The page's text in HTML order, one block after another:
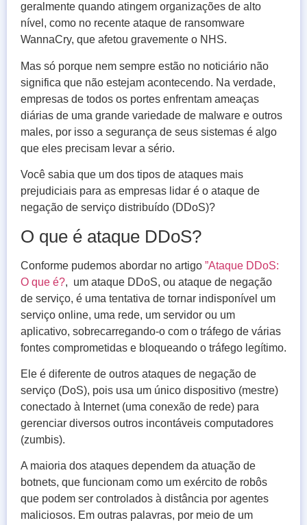
geralmente quando atingem organizações de alto
nível, como no recente ataque de ransomware
WannaCry, que afetou gravemente o NHS.
Mas só porque nem sempre estão no noticiário não
significa que não estejam acontecendo. Na verdade,
empresas de todos os portes enfrentam ameaças
diárias de uma grande variedade de malware e outros
males, por isso a segurança de seus sistemas é algo
que eles precisam levar a sério.
Você sabia que um dos tipos de ataques mais
prejudiciais para as empresas lidar é o ataque de
negação de serviço distribuído (DDoS)?
O que é ataque DDoS?
Conforme pudemos abordar no artigo ”Ataque DDoS:
O que é?, um ataque DDoS, ou ataque de negação
de serviço, é uma tentativa de tornar indisponível um
serviço online, uma rede, um servidor ou um
aplicativo, sobrecarregando-o com o tráfego de várias
fontes comprometidas e bloqueando o tráfego legítimo.
Ele é diferente de outros ataques de negação de
serviço (DoS), pois usa um único dispositivo (mestre)
conectado à Internet (uma conexão de rede) para
gerenciar diversos outros incontáveis computadores
(zumbis).
A maioria dos ataques dependem da atuação de
botnets, que funcionam como um exército de robôs
que podem ser controlados à distância por agentes
maliciosos. Em outras palavras, por meio de um